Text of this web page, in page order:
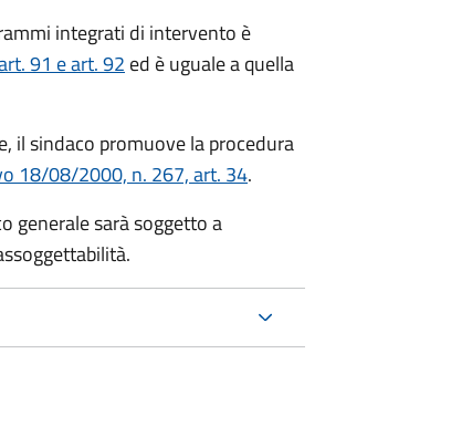
integrati di intervento è
91 e art. 92 ed è uguale a quella
il sindaco promuove la procedura
18/08/2000, n. 267, art. 34.
generale sarà soggetto a